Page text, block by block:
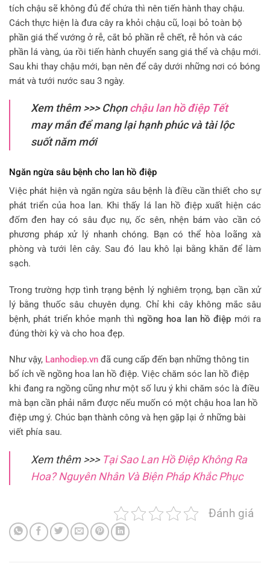
tích chậu sẽ không đủ để chứa thì nên tiến hành thay chậu.
Cách thực hiện là đưa cây ra khỏi chậu cũ, loại bỏ toàn bộ
phần giá thể vướng ở rễ, cắt bỏ phần rễ chết, rễ hỏn và các
phần lá vàng, úa rồi tiến hành chuyển sang giá thể và chậu mới.
Sau khi thay chậu mới, bạn nên để cây dưới những nơi có bóng
mát và tưới nước sau 3 ngày.
Xem thêm >>> Chọnchậu lan hồ điệp Tết
may mắn để mang lại hạnh phúc và tài lộc
suốt năm mới
Ngăn ngừa sâu bệnh cho lan hồ điệp
Việc phát hiện và ngăn ngừa sâu bệnh là điều cần thiết cho sự
phát triển của hoa lan. Khi thấy lá lan hồ điệp xuất hiện các
đốm đen hay có sâu đục nụ, ốc sên, nhện bám vào cần có
phương pháp xử lý nhanh chóng. Bạn có thể hòa loãng xà
phòng và tưới lên cây. Sau đó lau khô lại bằng khăn để làm
sạch.
Trong trường hợp tình trạng bệnh lý nghiêm trọng, bạn cần xử
lý bằng thuốc sâu chuyên dụng. Chỉ khi cây không mắc sâu
bệnh, phát triển khỏe mạnh thì ngồng hoa lan hồ điệp mới ra
đúng thời kỳ và cho hoa đẹp.
Như vậy, Lanhodiep.vn đã cung cấp đến bạn những thông tin
bổ ích về ngồng hoa lan hồ điệp. Việc chăm sóc lan hồ điệp
khi đang ra ngồng cũng như một số lưu ý khi chăm sóc là điều
mà bạn cần phải nắm được nếu muốn có một chậu hoa lan hồ
điệp ưng ý. Chúc bạn thành công và hẹn gặp lại ở những bài
viết phía sau.
Xem thêm >>> Tại Sao Lan Hồ Điệp Không Ra
Hoa? Nguyên Nhân Và Biện Pháp Khắc Phục
Đánh giá